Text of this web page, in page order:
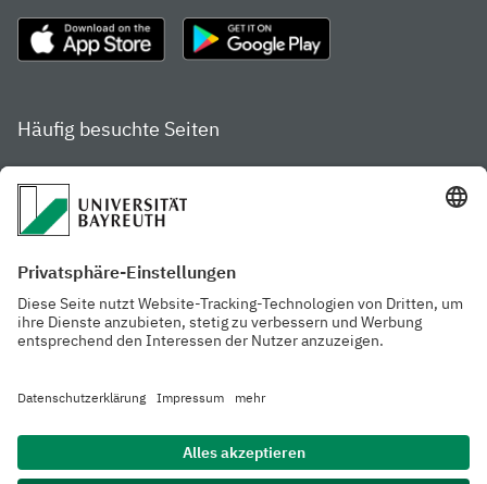
Häufig besuchte Seiten
Studienportal
Gamechanger Campus
Aktuelle
Pressemitteilungen
Arbeiten an der
Universität
Cafeterien
Studiengangsfinder
Services & Beratung für
Ansprechpersonen der
Uni Bayreuth
Datenschutzerklärung Barrierefreiheitserklärung